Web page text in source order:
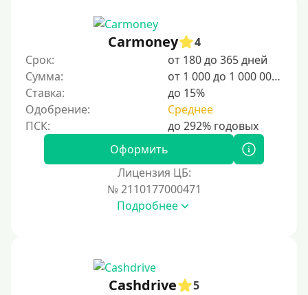
20000 руб
25000 руб
30000 руб
30000 руб на год
35000 руб
40000 руб
Carmoney
4
Срок:
от 180 до 365 дней
Сумма:
от 1 000 до 1 000 000 ₽
Ставка:
до 15%
Одобрение:
Среднее
Оформить
Лицензия ЦБ:
№ 2110177000471
Подробнее
Cashdrive
5